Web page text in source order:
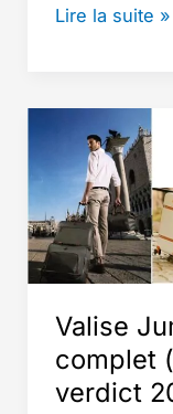
Meilleur
Dos
Porte
Bébé
Randonnée
:
Guide
Complet
pour
Choisir
le
Modèle
Lire la suite »
Valise
complet
verdict